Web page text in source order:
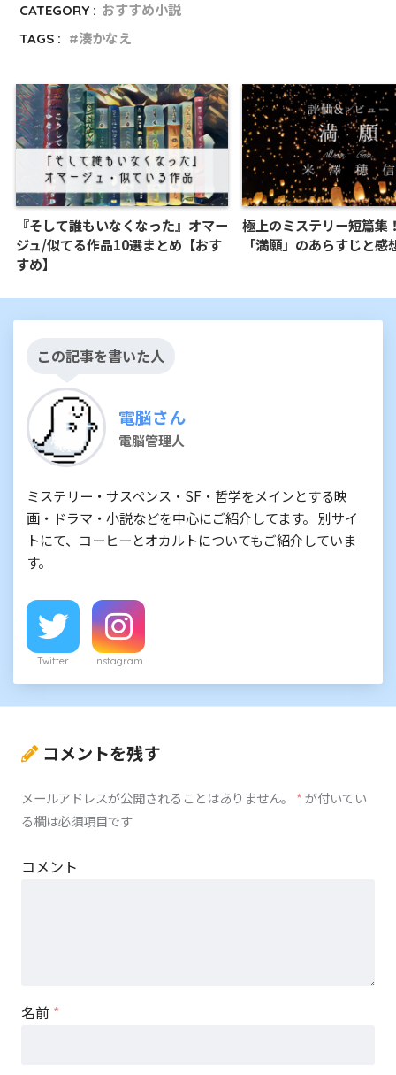
CATEGORY : おすすめ小説
TAGS :
湊かなえ
『そして誰もいなくなった』オマー
ジュ/似てる作品10選まとめ【おす
すめ】
極上のミステリー短篇集
「満願」のあらすじと
この記事を書いた人
電脳さん
電脳管理人
ミステリー・サスペンス・SF・哲学をメインとする映
画・ドラマ・小説などを中心にご紹介してます。 別サイ
トにて、コーヒーとオカルトについてもご紹介していま
す。
Twitter Instagram
コメントを残す
メールアドレスが公開されることはありません。 *が付いてい
る欄は必須項目です
コメント
名前 *